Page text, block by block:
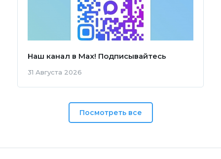
Наш канал в Мах! Подписывайтесь
31 Августа 2026
Посмотреть все